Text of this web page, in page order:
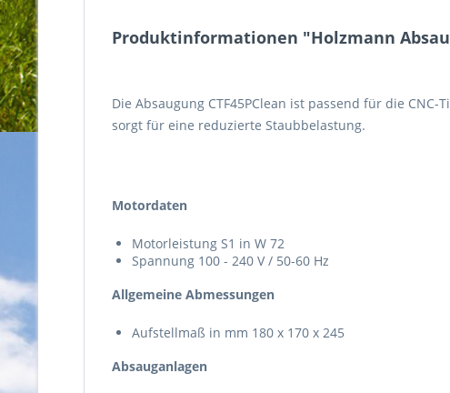
Produktinformationen "Holzmann
Die Absaugung CTF45PClean ist passend für die
sorgt für eine reduzierte Staubbelastung.
Motordaten
Motorleistung S1 in W 72
Spannung 100 - 240 V / 50-60 Hz
Allgemeine Abmessungen
Aufstellmaß in mm 180 x 170 x 245
Absauganlagen